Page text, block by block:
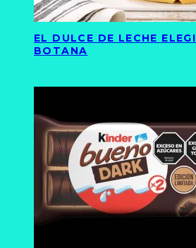
EL DULCE DE LECHE
BOTANA